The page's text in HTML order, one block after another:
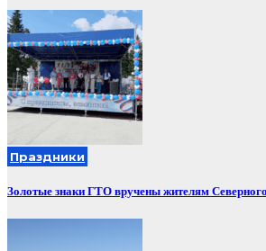
Праздники
Золотые знаки ГТО вручены жителям